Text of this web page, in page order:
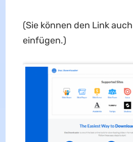
(Sie können den Link
einfügen.)